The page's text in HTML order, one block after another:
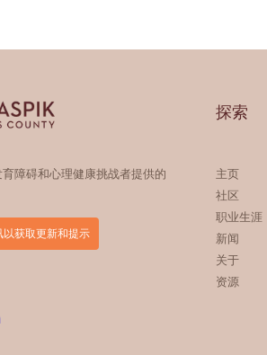
障碍和心理健康挑战者提供的
获取更新和提示
探索
主页
社区
职业生涯
新闻
关于
资源